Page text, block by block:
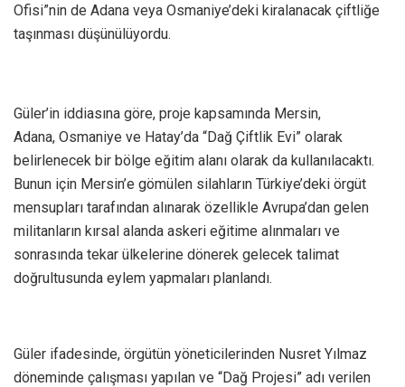
Ofisi”nin de Adana veya Osmaniye’deki kiralanacak çiftliğe
taşınması düşünülüyordu.
Güler’in iddiasına göre, proje kapsamında Mersin,
Adana, Osmaniye ve Hatay’da “Dağ Çiftlik Evi” olarak
belirlenecek bir bölge eğitim alanı olarak da kullanılacaktı.
Bunun için Mersin’e gömülen silahların Türkiye’deki örgüt
mensupları tarafından alınarak özellikle Avrupa’dan gelen
militanların kırsal alanda askeri eğitime alınmaları ve
sonrasında tekar ülkelerine dönerek gelecek talimat
doğrultusunda eylem yapmaları planlandı.
Güler ifadesinde, örgütün yöneticilerinden Nusret Yılmaz
döneminde çalışması yapılan ve “Dağ Projesi” adı verilen